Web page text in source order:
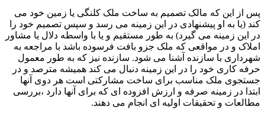
پس از این که مالک تصمیم به ساخت ملک کلنگی یا زمین خود می
کند (یا به او پیشنهادی در این زمینه می رسد و سپس تصمیم خود را
در این زمینه می گیرد) به طور مستقیم و یا با واسطه دلال یا مشاور
املاک و در مواقعی که ملک جزو بافت فرسوده باشد با مراجعه به
شهرداری با سازنده آشنا می شود. سازنده نیز که به طور معمول
حرفه کاری خود را در این زمینه دنبال می کند همیشه مترصد و در
جستجوی ملک مناسب برای ساخت مشارکتی است هر دوی آنها
ابتدا در زمینه صرفه و ارزش افزوده ای که برای آنها دارد ،بررسی
مطالعات و تحقیقات اولیه ای انجام می دهند.